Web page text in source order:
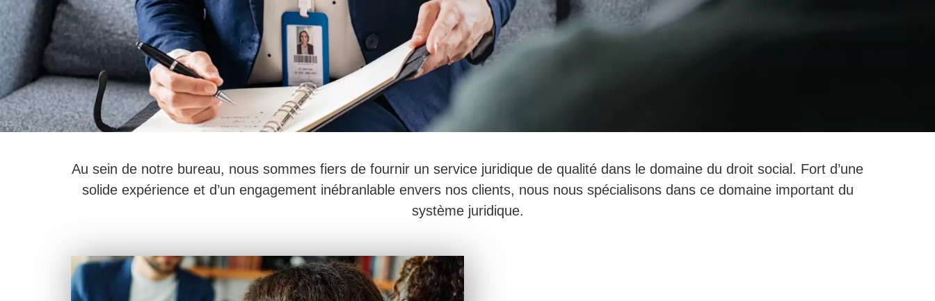
Au sein de notre bureau, nous sommes fiers de fournir un service juridique de qualité dans le domaine du droit social. Fort d’une
solide expérience et d’un engagement inébranlable envers nos clients, nous nous spécialisons dans ce domaine important du
système juridique.